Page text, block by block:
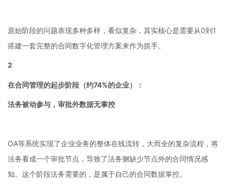
原始阶段的问题表现多种多样，看似复杂，其实核心是需要从0到1
搭建一套完整的合同数字化管理方案来作为抓手。
2
在合同管理的起步阶段（约74%的企业）：
法务被动参与，审批外数据无掌控
OA等系统实现了企业业务的整体在线流转，大而全的复杂流程，将
法务看成一个审批节点，导致了法务侧缺少节点外的合同情况感
知。这个阶段法务需要的，是属于自己的合同数据掌控。